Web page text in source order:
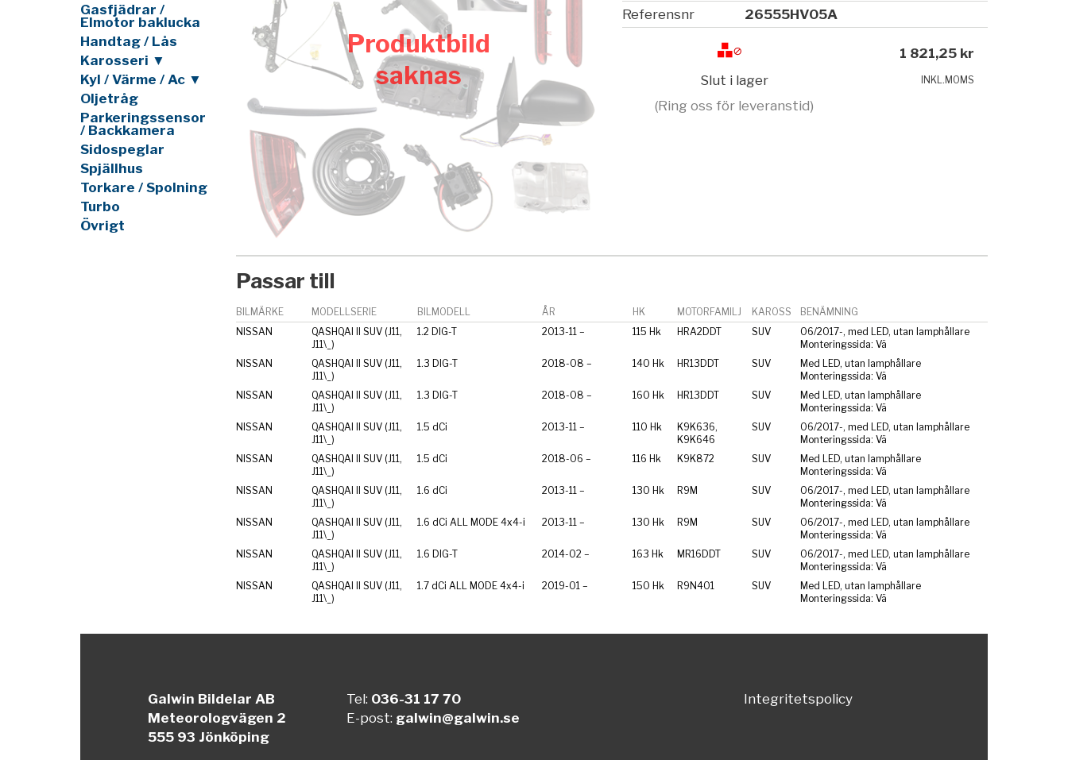
Gasfjädrar /
Elmotor baklucka
Handtag / Lås
Karosseri ▼
Kyl / Värme / Ac ▼
Oljetråg
Parkeringssensor
/ Backkamera
Sidospeglar
Spjällhus
Torkare / Spolning
Turbo
Övrigt
Produktbild
saknas
Referensnr
26555HV05A
Slut i lager
(Ring oss för leveranstid)
1 821,25 kr
INKL.MOMS
Passar till
BILMÄRKE MODELLSERIE BILMODELL ÅR HK MOTORFAMILJ KAROSS
BENÄMNING
NISSAN
QASHQAI II SUV (J11,
J11\_)
1.2 DIG-T 2013-11 – 115 Hk HRA2DDT SUV
06/2017-, med LED, utan lamphållare
Monteringssida: Vä
NISSAN
QASHQAI II SUV (J11,
J11\_)
1.3 DIG-T 2018-08 – 140 Hk HR13DDT SUV
Med LED, utan lamphållare
Monteringssida: Vä
NISSAN
QASHQAI II SUV (J11,
J11\_)
1.3 DIG-T 2018-08 – 160 Hk HR13DDT SUV
Med LED, utan lamphållare
Monteringssida: Vä
NISSAN
QASHQAI II SUV (J11,
J11\_)
1.5 dCi 2013-11 – 110 Hk
K9K636,
K9K646
SUV
06/2017-, med LED, utan lamphållare
Monteringssida: Vä
NISSAN
QASHQAI II SUV (J11,
J11\_)
1.5 dCi 2018-06 – 116 Hk K9K872 SUV
Med LED, utan lamphållare
Monteringssida: Vä
NISSAN
QASHQAI II SUV (J11,
J11\_)
1.6 dCi 2013-11 – 130 Hk R9M SUV
06/2017-, med LED, utan lamphållare
Monteringssida: Vä
NISSAN
QASHQAI II SUV (J11,
J11\_)
1.6 dCi ALL MODE 4x4-i 2013-11 – 130 Hk R9M SUV
06/2017-, med LED, utan lamphållare
Monteringssida: Vä
NISSAN
QASHQAI II SUV (J11,
J11\_)
1.6 DIG-T 2014-02 – 163 Hk MR16DDT SUV
06/2017-, med LED, utan lamphållare
Monteringssida: Vä
NISSAN
QASHQAI II SUV (J11,
J11\_)
1.7 dCi ALL MODE 4x4-i 2019-01 – 150 Hk R9N401 SUV
Med LED, utan lamphållare
Monteringssida: Vä
Galwin Bildelar AB
Meteorologvägen 2
555 93 Jönköping
Tel: 036-31 17 70
E-post: galwin@galwin.se
Integritetspolicy